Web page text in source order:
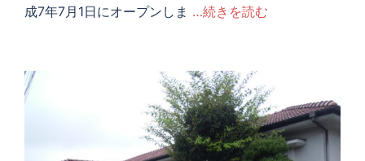
成7年7月1日にオープンしま …続きを読む